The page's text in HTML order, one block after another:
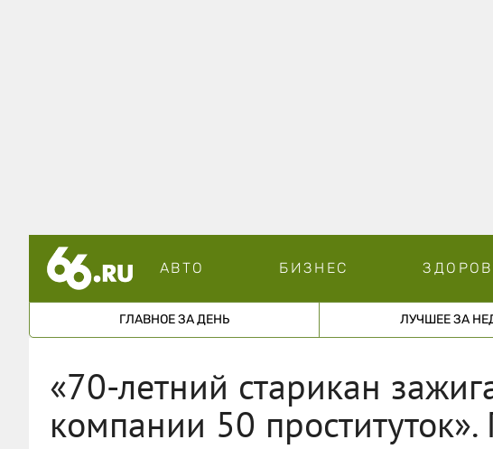
АВТО БИЗНЕС
ГЛАВНОЕ ЗА ДЕНЬ ЛУЧШЕЕ ЗА
«70-летний старикан
компании 50